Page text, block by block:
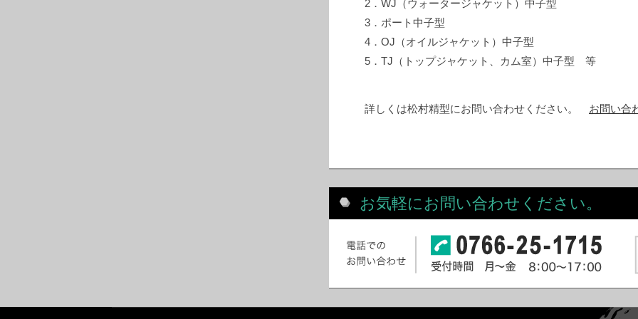
2．WJ（ウォータージャケット）中子型
3．ポート中子型
4．OJ（オイルジャケット）中子型
5．TJ（トップジャケット、カム室）中子型 等
詳しくは松村精型にお問い合わせください。 お問い合
お気軽にお問い合わせください。